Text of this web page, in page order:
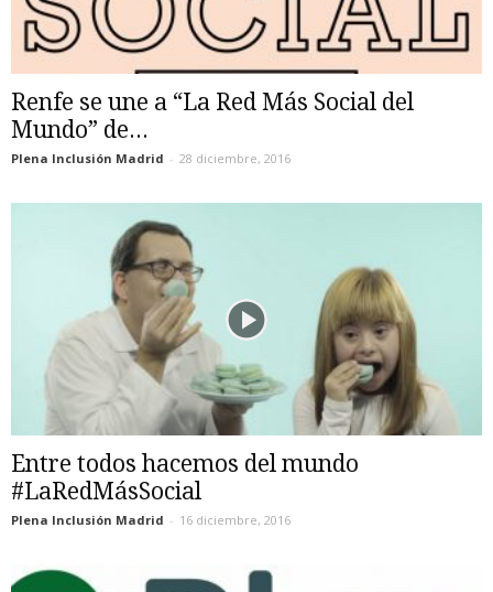
Renfe se une a “La Red Más Social del
Mundo” de...
Plena Inclusión Madrid - 28 diciembre, 2016
Entre todos hacemos del mundo
#LaRedMásSocial
Plena Inclusión Madrid - 16 diciembre, 2016